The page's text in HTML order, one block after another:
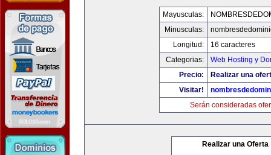
Mayusculas:
Minusculas:
Longitud:
16 caracteres
Categorias:
Web Hosting y
Precio:
Realizar una
Visitar!
Serán consideradas
Realizar una Oferta